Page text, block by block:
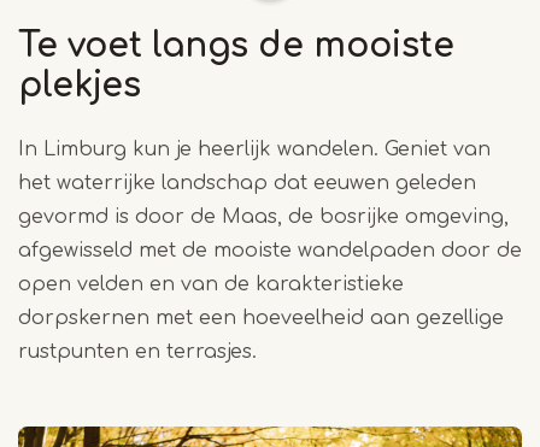
Te voet langs de mooiste
plekjes
In Limburg kun je heerlijk wandelen. Geniet van
het waterrijke landschap dat eeuwen geleden
gevormd is door de Maas, de bosrijke omgeving,
afgewisseld met de mooiste wandelpaden door de
open velden en van de karakteristieke
dorpskernen met een hoeveelheid aan gezellige
rustpunten en terrasjes.